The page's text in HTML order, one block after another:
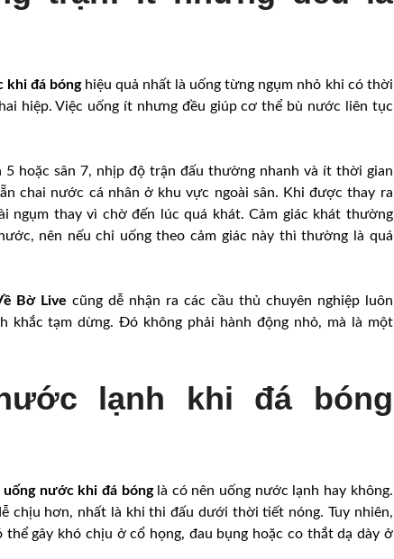
khi đá bónghiệu quả nhất là uống từng ngụm nhỏ khi có thời
hiệp. Việc uống ít nhưng đều giúp cơ thể bù nước liên tục
5 hoặc sân 7, nhịp độ trận đấu thường nhanh và ít thời gian
chai nước cá nhân ở khu vực ngoài sân. Khi được thay ra
ngụm thay vì chờ đến lúc quá khát. Cảm giác khát thường
nên nếu chỉ uống theo cảm giác này thì thường là quá
Bờ Live cũng dễ nhận ra các cầu thủ chuyên nghiệp luôn
khắc tạm dừng. Đó không phải hành động nhỏ, mà là một
lạnh khi đá bóng
uống nước khi đá bónglà có nên uống nước lạnh hay không.
chịu hơn, nhất là khi thi đấu dưới thời tiết nóng. Tuy nhiên,
gây khó chịu ở cổ họng, đau bụng hoặc co thắt dạ dày ở